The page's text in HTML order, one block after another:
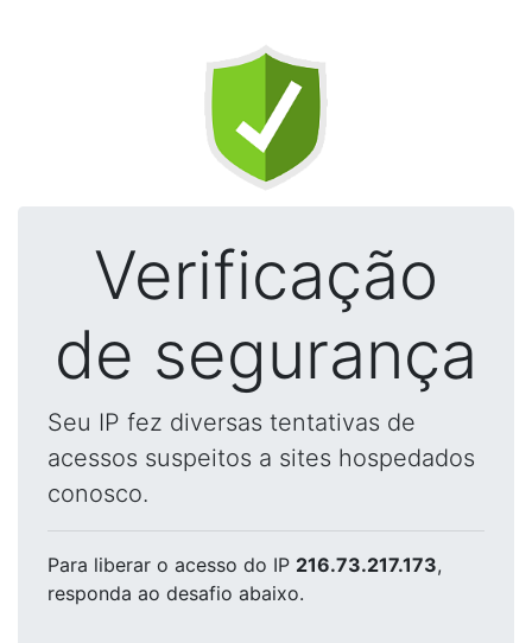
Verificação
de segurança
Seu IP fez diversas tentativas de
acessos suspeitos a sites hospedados
conosco.
Para liberar o acesso do IP 216.73.217.173,
responda ao desafio abaixo.